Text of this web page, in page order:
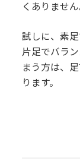
くありません
試しに、素
片足でバラ
まう方は、
ります。